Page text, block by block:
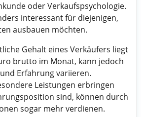
oder Verkaufspsychologie.
interessant für diejenigen,
ausbauen möchten.
Gehalt eines Verkäufers liegt
brutto im Monat, kann jedoch
Erfahrung variieren.
Leistungen erbringen
sind, können durch
sogar mehr verdienen.